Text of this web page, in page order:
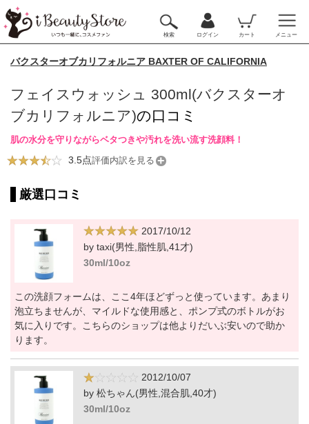
検索 ログイン カート メニュー
バクスターオブカリフォルニア BAXTER OF CALIFORNIA
フェイスウォッシュ 300ml(バクスターオ
ブカリフォルニア)の口コミ
肌の水分を守りながらベタつきや汚れを洗い流す洗顔料！
3.5点評価内訳を見る
厳選口コミ
2017/10/12
by taxi(男性,脂性肌,41才)
30ml/10oz
この洗顔フォームは、ここ4年ほどずっと使っています。あまり
泡立ちませんが、マイルドな使用感と、ポンプ式のボトルがお
気に入りです。こちらのショップは他よりだいぶ安いので助か
ります。
2012/10/07
by 松ちゃん(男性,混合肌,40才)
30ml/10oz